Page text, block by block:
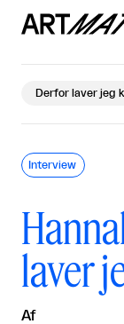
Derfor laver jeg
laver
Af
Interview